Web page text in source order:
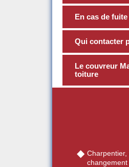
En cas de
Qui contacter
Le couvreur
toiture